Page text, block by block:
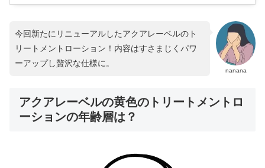
nanana
今回新たにリニューアルしたアクアレーベルのト
リートメントローション！内容はすさまじくパワ
ーアップし贅沢な仕様に。
アクアレーベルの黄色のトリートメントロ
ーションの年齢層は？